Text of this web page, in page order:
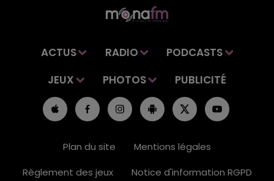
ACTUS RADIO
PODCASTS
JEUX
PHOTOS PUBLICITÉ
Plan du site
Mentions légales
Règlement des jeux
Notice d'information RGPD